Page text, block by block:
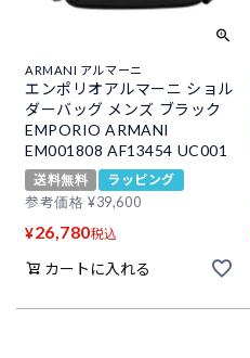
ARMANI アルマーニ
エンポリオアルマーニ ショル
ダーバッグ メンズ ブラック
EMPORIO ARMANI
EM001808 AF13454 UC001
送料無料
ラッピング
参考価格 ¥39,600
¥26,780税込
カートに入れる